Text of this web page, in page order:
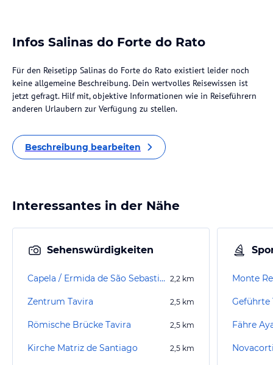
Infos Salinas do Forte do Rato
Für den Reisetipp Salinas do Forte do Rato existiert leider noch
keine allgemeine Beschreibung. Dein wertvolles Reisewissen ist
jetzt gefragt. Hilf mit, objektive Informationen wie in Reiseführern
anderen Urlaubern zur Verfügung zu stellen.
Beschreibung bearbeiten
Interessantes in der Nähe
Sehenswürdigkeiten
Capela / Ermida de São Sebastião 2,2 km
Zentrum Tavira 2,5 km
Römische Brücke Tavira 2,5 km
Kirche Matriz de Santiago 2,5 km
Monte
Geführte
Fähre